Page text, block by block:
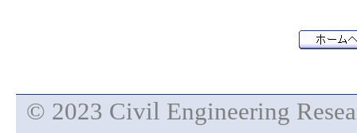
© 2023 Civil Engineering